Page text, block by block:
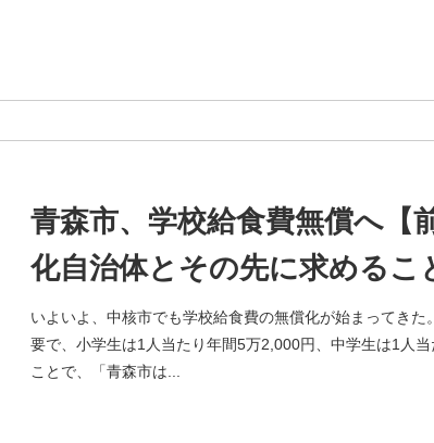
青森市、学校給食費無償へ【
化自治体とその先に求めるこ
いよいよ、中核市でも学校給食費の無償化が始まってき
要で、小学生は1人当たり年間5万2,000円、中学生は1人
ことで、「青森市は...